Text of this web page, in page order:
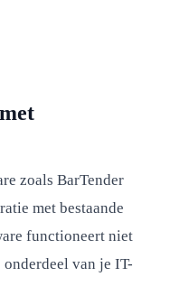
zoals BarTender
met bestaande
functioneert niet
onderdeel van je IT-